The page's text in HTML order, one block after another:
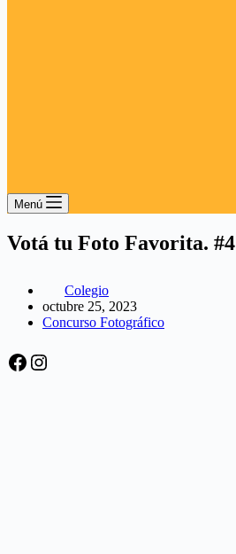
Menú
Votá tu Foto Favorita. #4
Colegio
octubre 25, 2023
Concurso Fotográfico
Facebook
Instagram